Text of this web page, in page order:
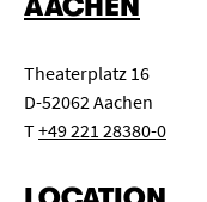
AACHEN
Theaterplatz 16
D-52062 Aachen
T+49 221 28380-0